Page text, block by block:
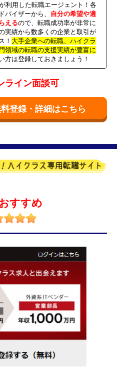
利用した転職エージェント！各
バイザーから、 自分の希望や適
えるので、転職成功率が非常に
実績から数多くの企業と取引が
！ 大手企業への転職、ハイクラ
領域の転職の支援実績が豊富に
方は登録しておきましょう！
ライン面談可
登録・詳細はこちら
すすめ